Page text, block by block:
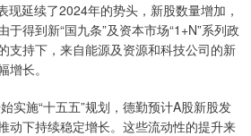
延续了2024年的势头，新股数量增加，
得到新“国九条”及资本市场“1+N”系列政
支持下，来自能源及资源和科技公司的新
增长。
施“十五五”规划，德勤预计A股新股发
动下持续稳定增长。这些流动性的提升来